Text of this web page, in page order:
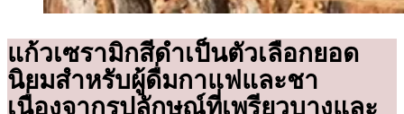
แก้วเซรามิกสีดำเป็นตัวเลือกยอด
นิยมสำหรับผู้ดื่มกาแฟและชา
เนื่องจากรูปลักษณ์ที่เพรียวบางและ